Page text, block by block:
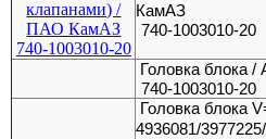
КамАЗ
740-1003010-20
Головка блока
740-1003010-20
Головка блока
4936081/